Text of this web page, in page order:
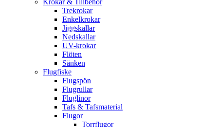
Trekrokar
Enkelkrokar
Jiggskallar
Nedskallar
UV-krokar
Flöten
Sänken
Flugfiske
Flugspön
Flugrullar
Fluglinor
Tafs & Tafsmaterial
Flugor
Torrflugor